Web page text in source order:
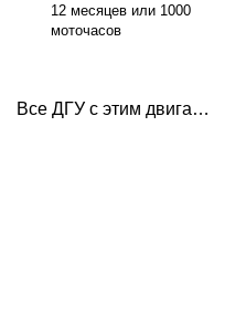
12 месяцев или 1000
моточасов
Все ДГУ с этим двигателем